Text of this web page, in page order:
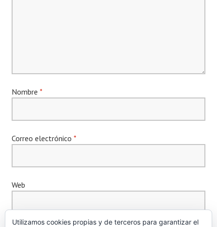
Nombre *
Correo electrónico *
Web
Utilizamos cookies propias y de terceros para garantizar el